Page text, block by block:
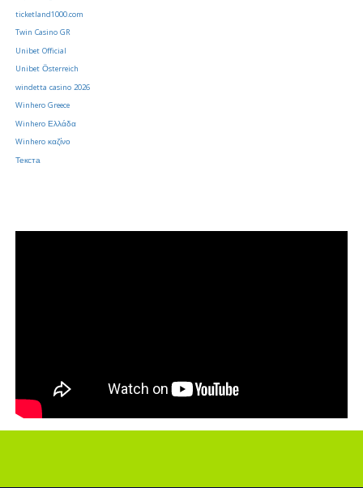
ticketland1000.com
Twin Casino GR
Unibet Official
Unibet Österreich
windetta casino 2026
Winhero Greece
Winhero Ελλάδα
Winhero καζίνο
Текста